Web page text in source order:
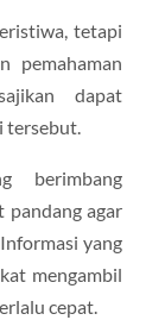
tetapi
pemahaman
dapat
tersebut.
berimbang
pandang agar
yang
mengambil
cepat.